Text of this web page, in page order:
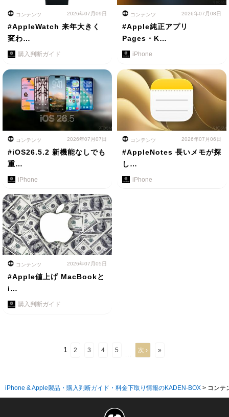
コンテンツ 2026年07月09日
#AppleWatch 来年大きく
変わ…
購入判断ガイド
コンテンツ 2026年07月08日
#Apple純正アプリ
Pages・K…
iPhone
コンテンツ 2026年07月07日
#iOS26.5.2 新機能なしでも
重…
iPhone
コンテンツ 2026年07月06日
#AppleNotes 長いメモが探
し…
iPhone
コンテンツ 2026年07月05日
#Apple値上げ MacBookと
i…
購入判断ガイド
1 2 3 4 5 次 › »
iPhone & Apple製品・購入判断ガイド・料金下取り情報のKADEN-BOX > コンテ